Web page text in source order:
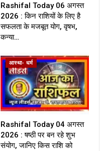
Rashifal Today 06 अगस्त
2026 : किन राशियों के लिए है
सफलता के मजबूत योग, वृषभ,
कन्या…
आस्था- धर्म
Rashifal Today 04 अगस्त
2026 : षष्ठी पर बन रहे शुभ
संयोग, जानिए किस राशि को